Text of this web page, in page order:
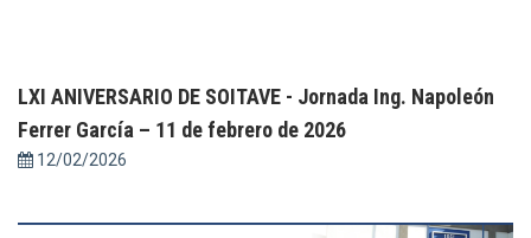
LXI ANIVERSARIO DE SOITAVE - Jornada Ing. Napoleón
Ferrer García – 11 de febrero de 2026
12/02/2026